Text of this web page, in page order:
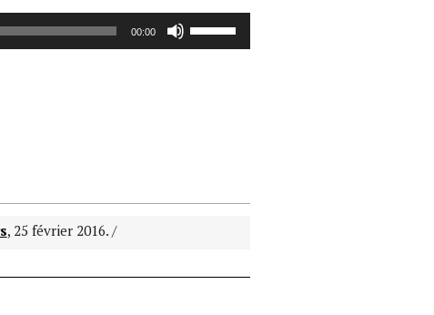
00:00
Utilisez
les
le
, 25 février 2016. /